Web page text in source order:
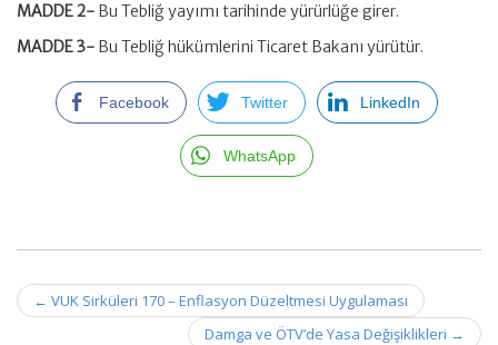
MADDE 2- Bu Tebliğ yayımı tarihinde yürürlüğe girer.
MADDE 3- Bu Tebliğ hükümlerini Ticaret Bakanı yürütür.
Facebook Twitter LinkedIn
WhatsApp
Post
navigation
← VUK Sirküleri 170 – Enflasyon Düzeltmesi Uygulaması
Damga ve ÖTV’de Yasa Değişiklikleri →